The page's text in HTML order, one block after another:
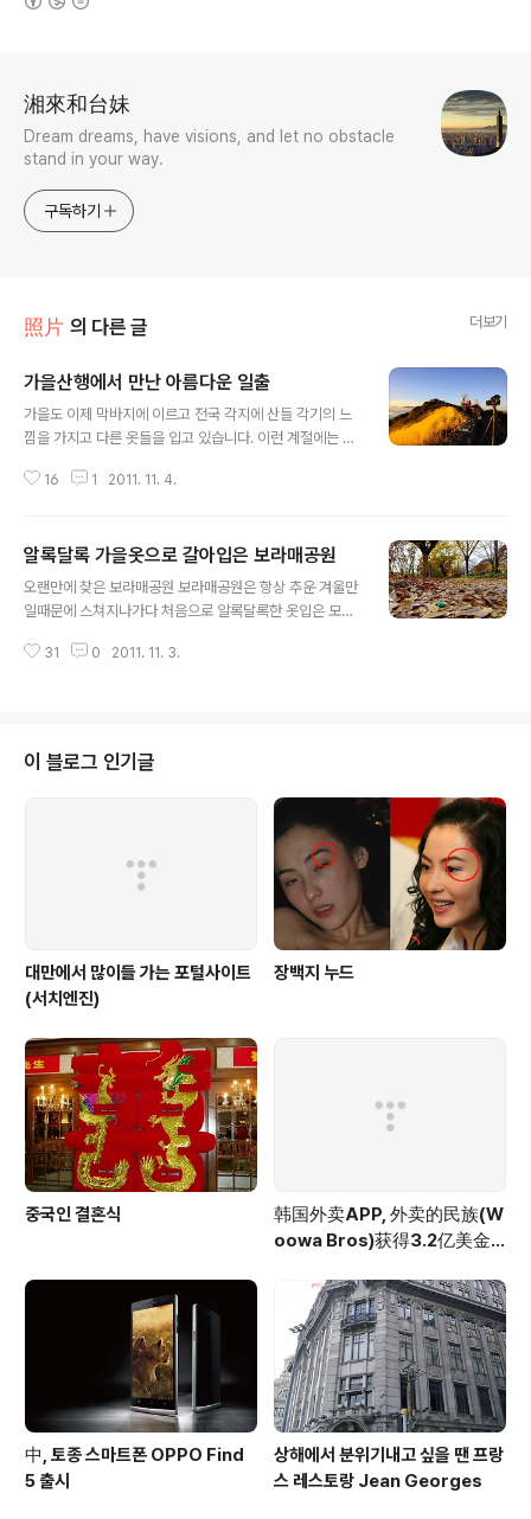
湘來和台妹
Dream dreams, have visions, and let no obstacle
stand in your way.
구독하기
照片 의 다른 글 더보기
가을산행에서 만난 아름다운 일출
가을도 이제 막바지에 이르고 전국 각지에 산들 각기의 느
낌을 가지고 다른 옷들을 입고 있습니다. 이런 계절에는 산
참으로 좋습니다. 제가 제일 좋아하는 스타일의 사진은 바
16 1 2011. 11. 4.
알록달록 가을옷으로 갈아입은 보라매공원
오랜만에 찾은 보라매공원 보라매공원은 항상 추운 겨울만
일때문에 스쳐지나가다 처음으로 알록달록한 옷입은 모습
라매공원은 옛날 공군사관학교 자리를 1985년 보수하여
이고 여유로워 보이네요. 다양한 색깔의 단풍들이 자신들
의 색감을 맘껏 자랑하고 있습니다. 안방처럼 드나드는 올
림픽공원과 또 다른 느낌이라고 할까요? 그럼 보라매공원
31 0 2011. 11. 3.
이 블로그 인기글
대만에서 많이들 가는 포털사이트
(서치엔진)
장백지 누드
중국인 결혼식
韩国外卖APP, 外卖的民族(W
oowa Bros)获得3.2亿美金
中, 토종 스마트폰 OPPO Find
5 출시
상해에서 분위기내고 싶을 땐 프랑
스 레스토랑 Jean Georges